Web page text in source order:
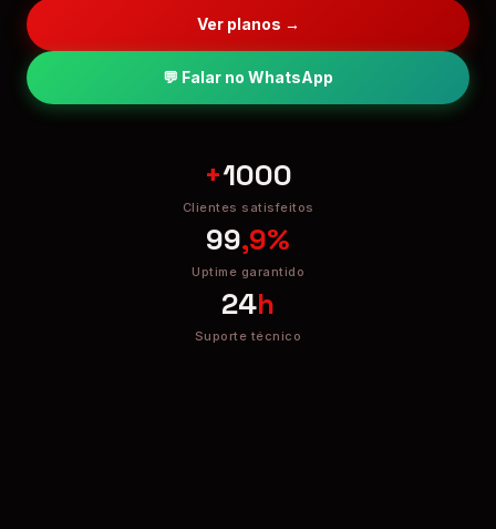
Ver planos →
💬 Falar no WhatsApp
+1000
Clientes satisfeitos
99,9%
Uptime garantido
24h
Suporte técnico